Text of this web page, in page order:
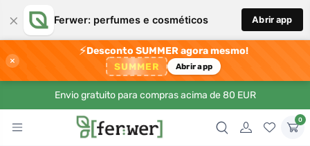
× Ferwer: perfumes e cosméticos Abrir app
×
⚡Desconto SUMMER agora mesmo!
SUMMER Abrir app
Envio gratuito para compras acima de 80 EUR
0